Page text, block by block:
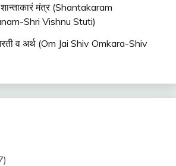
शान्ताकारं मंत्र (Shantakaram
Shri Vishnu Stuti)
व अर्थ (Om Jai Shiv Omkara-Shiv